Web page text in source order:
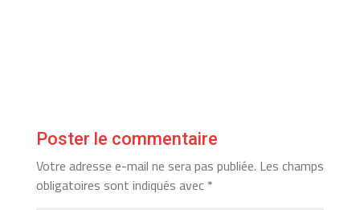
Poster le commentaire
Votre adresse e-mail ne sera pas publiée. Les champs
obligatoires sont indiqués avec *